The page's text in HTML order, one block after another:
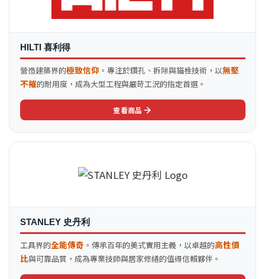
HILTI 喜利得
營造建築界的極致信仰 。專注於鑽孔、拆除與錨栓技術，以無堅
不摧的耐用度，成為大型工程與嚴苛工況的指定首選。
查看商品
STANLEY 史丹利
工具界的全能傳奇 。傳承百年的美式實用主義，以卓越的高性價
比與可靠品質，成為專業技師與居家修繕的值得信賴夥伴。